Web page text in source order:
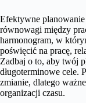
Efektywne
równowagi między
harmonogram, w
poświęcić na pracę,
Zadbaj o to, aby twój
długoterminowe cele.
zmianie, dlatego
organizacji czasu.